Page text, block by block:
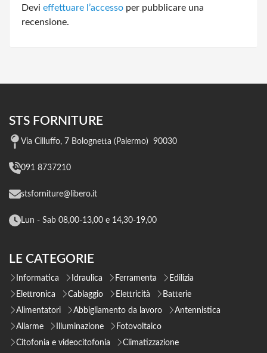
Devi effettuare l’accesso per pubblicare una
recensione.
STS FORNITURE
Via Cilluffo, 7 Bolognetta (Palermo) 90030
091 8737210
stsforniture@libero.it
Lun - Sab 08,00-13,00 e 14,30-19,00
LE CATEGORIE
Informatica Idraulica Ferramenta
Edilizia
Elettronica
Cablaggio Elettricità
Batterie
Alimentatori
Abbigliamento da lavoro
Antennistica
Allarme
Illuminazione
Fotovoltaico
Citofonia e videocitofonia
Climatizzazione